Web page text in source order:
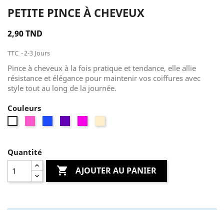
PETITE PINCE À CHEVEUX
2,90 TND
TTC 2-3 Jours
Pince à cheveux à la fois pratique et tendance, elle allie
résistance et élégance pour maintenir vos coiffures avec
style tout au long de la journée.
Couleurs
Quantité
 AJOUTER AU PANIER